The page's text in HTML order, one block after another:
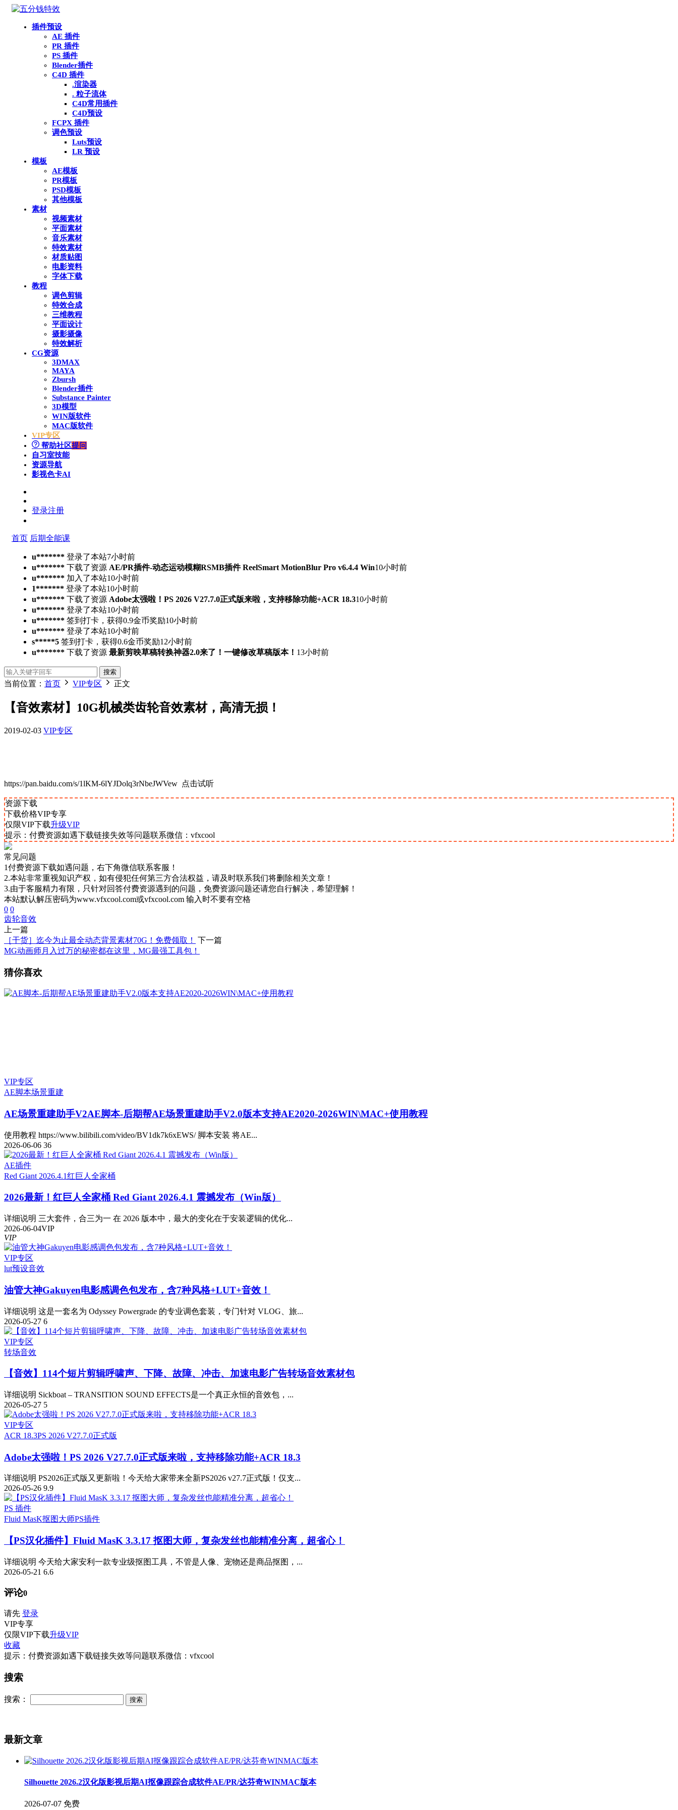
插件预设
AE 插件
PR 插件
PS 插件
Blender插件
C4D 插件
.渲染器
. 粒子流体
C4D常用插件
C4D预设
FCPX 插件
调色预设
Luts预设
LR 预设
模板
AE模板
PR模板
PSD模板
其他模板
素材
视频素材
平面素材
音乐素材
特效素材
材质贴图
电影资料
字体下载
教程
调色剪辑
特效合成
三维教程
平面设计
摄影摄像
特效解析
CG资源
3DMAX
MAYA
Zbursh
Blender插件
Substance Painter
3D模型
WIN版软件
MAC版软件
VIP专区
帮助社区提问
自习室技能
资源导航
影视色卡AI
登录注册
首页 后期全能课
u******* 登录了本站7小时前
u******* 下载了资源 AE/PR插件-动态运动模糊RSMB插件 ReelSmart MotionBlur Pro v6.4.4 Win10小时前
u******* 加入了本站10小时前
1******* 登录了本站10小时前
u******* 下载了资源 Adobe太强啦！PS 2026 V27.7.0正式版来啦，支持移除功能+ACR 18.310小时前
u******* 登录了本站10小时前
u******* 签到打卡，获得0.9金币奖励10小时前
u******* 登录了本站10小时前
s*****5 签到打卡，获得0.6金币奖励12小时前
u******* 下载了资源 最新剪映草稿转换神器2.0来了！一键修改草稿版本！ 13小时前
搜索
当前位置： 首页 VIP专区 正文
【音效素材】10G机械类齿轮音效素材，高清无损！
2019-02-03 VIP专区
https://pan.baidu.com/s/1lKM-6lYJDolq3rNbeJWVew 点击试听
资源下载
下载价格VIP专享
仅限VIP下载升级VIP
提示：付费资源如遇下载链接失效等问题联系微信：vfxcool
常见问题
1付费资源下载如遇问题，右下角微信联系客服！
2.本站非常重视知识产权，如有侵犯任何第三方合法权益，请及时联系我们将删除相关文章！
3.由于客服精力有限，只针对回答付费资源遇到的问题，免费资源问题还请您自行解决，希望理解！
本站默认解压密码为www.vfxcool.com或vfxcool.com 输入时不要有空格
0 0
齿轮音效
上一篇
［干货］迄今为止最全动态背景素材70G！免费领取！
下一篇
MG动画师月入过万的秘密都在这里，MG最强工具包！
猜你喜欢
VIP专区
AE脚本场景重建
AE场景重建助手V2AE脚本-后期帮AE场景重建助手V2.0版本支持AE2020-2026WIN\MAC+使用教程
使用教程 https://www.bilibili.com/video/BV1dk7k6xEWS/ 脚本安装 将AE...
2026-06-06 36
AE插件
Red Giant 2026.4.1红巨人全家桶
2026最新！红巨人全家桶 Red Giant 2026.4.1 震撼发布（Win版）
详细说明 三大套件，合三为一 在 2026 版本中，最大的变化在于安装逻辑的优化...
2026-06-04VIP
VIP
VIP专区
lut预设音效
油管大神Gakuyen电影感调色包发布，含7种风格+LUT+音效！
详细说明 这是一套名为 Odyssey Powergrade 的专业调色套装，专门针对 VLOG、旅...
2026-05-27 6
VIP专区
转场音效
【音效】114个短片剪辑呼啸声、下降、故障、冲击、加速电影广告转场音效素材包
详细说明 Sickboat – TRANSITION SOUND EFFECTS是一个真正永恒的音效包，...
2026-05-27 5
VIP专区
ACR 18.3PS 2026 V27.7.0正式版
Adobe太强啦！PS 2026 V27.7.0正式版来啦，支持移除功能+ACR 18.3
详细说明 PS2026正式版又更新啦！今天给大家带来全新PS2026 v27.7正式版！仅支...
2026-05-26 9.9
PS 插件
Fluid MasK抠图大师PS插件
【PS汉化插件】Fluid MasK 3.3.17 抠图大师，复杂发丝也能精准分离，超省心！
详细说明 今天给大家安利一款专业级抠图工具，不管是人像、宠物还是商品抠图，...
2026-05-21 6.6
评论0
请先 登录
VIP专享
仅限VIP下载升级VIP
收藏
提示：付费资源如遇下载链接失效等问题联系微信：vfxcool
搜索
搜索：
最新文章
Silhouette 2026.2汉化版影视后期AI抠像跟踪合成软件AE/PR/达芬奇WINMAC版本
2026-07-07 免费